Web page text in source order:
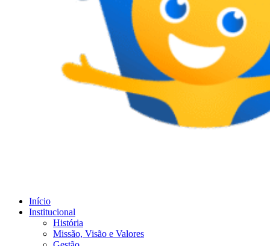
Início
Institucional
História
Missão, Visão e Valores